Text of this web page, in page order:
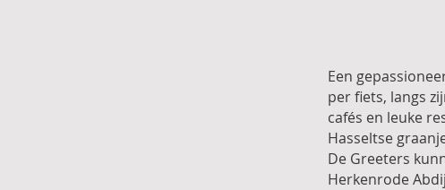
Een
per fiets, langs
cafés en leuke
Hasseltse
De Greeters
Herkenrode